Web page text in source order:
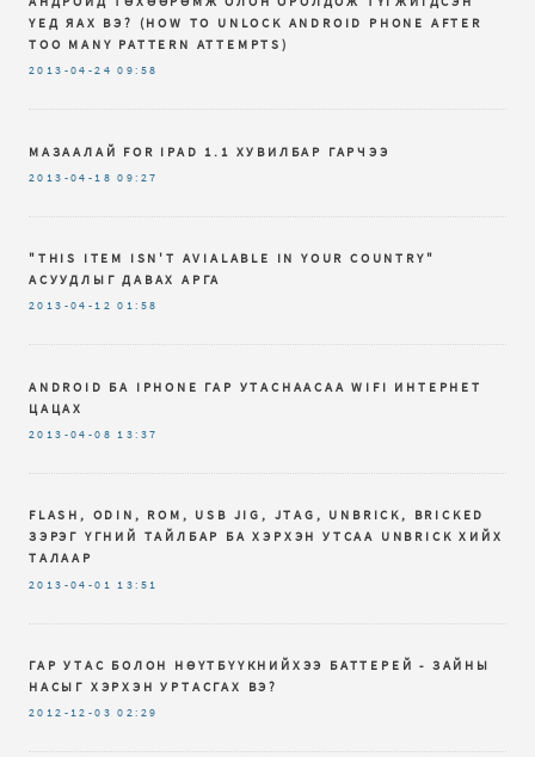
ҮЕД ЯАХ ВЭ? (HOW TO UNLOCK ANDROID PHONE AFTER
TOO MANY PATTERN ATTEMPTS)
2013-04-24 09:58
МАЗААЛАЙ FOR IPAD 1.1 ХУВИЛБАР ГАРЧЭЭ
2013-04-18 09:27
"THIS ITEM ISN'T AVIALABLE IN YOUR COUNTRY"
АСУУДЛЫГ ДАВАХ АРГА
2013-04-12 01:58
ANDROID БА IPHONE ГАР УТАСНААСАА WIFI ИНТЕРНЕТ
ЦАЦАХ
2013-04-08 13:37
FLASH, ODIN, ROM, USB JIG, JTAG, UNBRICK, BRICKED
ЗЭРЭГ ҮГНИЙ ТАЙЛБАР БА ХЭРХЭН УТСАА UNBRICK ХИЙХ
ТАЛААР
2013-04-01 13:51
ГАР УТАС БОЛОН НӨҮТБҮҮКНИЙХЭЭ БАТТЕРЕЙ - ЗАЙНЫ
НАСЫГ ХЭРХЭН УРТАСГАХ ВЭ?
2012-12-03 02:29